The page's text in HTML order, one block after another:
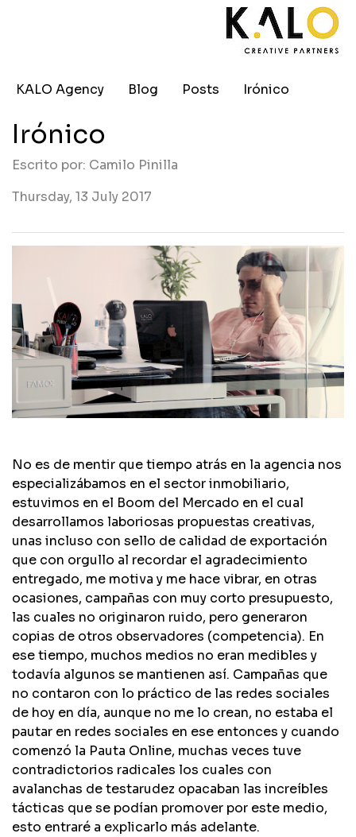
KALO Agency Blog Posts Irónico
Irónico
Escrito por: Camilo Pinilla
Thursday, 13 July 2017
No es de mentir que tiempo atrás en la agencia nos
especializábamos en el sector inmobiliario,
estuvimos en el Boom del Mercado en el cual
desarrollamos laboriosas propuestas creativas,
unas incluso con sello de calidad de exportación
que con orgullo al recordar el agradecimiento
entregado, me motiva y me hace vibrar, en otras
ocasiones, campañas con muy corto presupuesto,
las cuales no originaron ruido, pero generaron
copias de otros observadores (competencia). En
ese tiempo, muchos medios no eran medibles y
todavía algunos se mantienen así. Campañas que
no contaron con lo práctico de las redes sociales
de hoy en día, aunque no me lo crean, no estaba el
pautar en redes sociales en ese entonces y cuando
comenzó la Pauta Online, muchas veces tuve
contradictorios radicales los cuales con
avalanchas de testarudez opacaban las increíbles
tácticas que se podían promover por este medio,
esto entraré a explicarlo más adelante.